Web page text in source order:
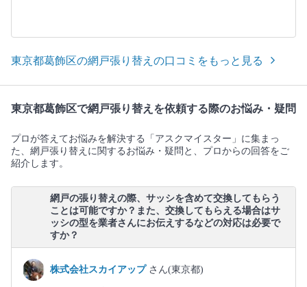
東京都葛飾区の網戸張り替えの口コミをもっと見る
東京都葛飾区で網戸張り替えを依頼する際のお悩み・疑問
プロが答えてお悩みを解決する「アスクマイスター」に集まっ
た、網戸張り替えに関するお悩み・疑問と、プロからの回答をご
紹介します。
網戸の張り替えの際、サッシを含めて交換してもらう
ことは可能ですか？また、交換してもらえる場合はサ
ッシの型を業者さんにお伝えするなどの対応は必要で
すか？
株式会社スカイアップ さん(東京都)